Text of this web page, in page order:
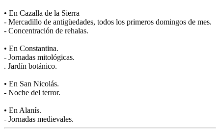
• En Cazalla de la Sierra
- Mercadillo de antigüedades, todos los primeros domingos de mes.
- Concentración de rehalas.
• En Constantina.
- Jornadas mitológicas.
. Jardín botánico.
• En San Nicolás.
- Noche del terror.
• En Alanís.
- Jornadas medievales.